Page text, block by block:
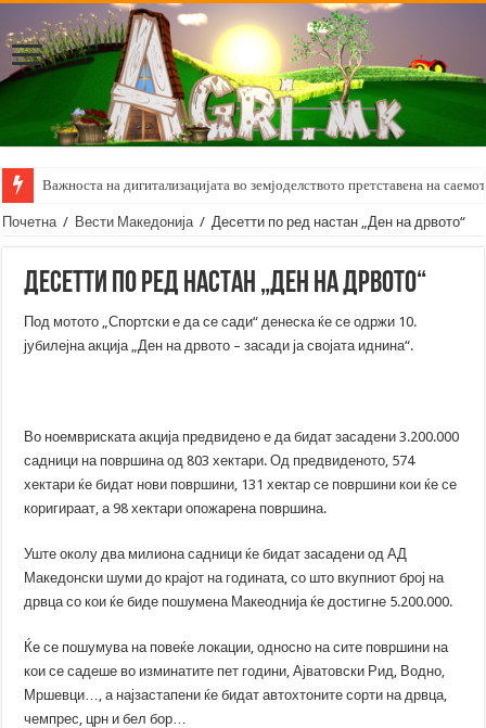
Важноста на дигитализацијата во земјоделството претставена на
Почетна / Вести Македонија / Десетти по ред настан „Ден на дрвото“
Десетти по ред настан „Ден на дрвото“
Под мотото „Спортски е да се сади“ денеска ќе се одржи 10.
јубилејна акција „Ден на дрвото – засади ја својата иднина“.
Во ноемвриската акција предвидено е да бидат засадени 3.200.000
садници на површина од 803 хектари. Од предвиденото, 574
хектари ќе бидат нови површини, 131 хектар се површини кои ќе се
коригираат, а 98 хектари опожарена површина.
Уште околу два милиона садници ќе бидат засадени од АД
Македонски шуми до крајот на годината, со што вкупниот број на
дрвца со кои ќе биде пошумена Макеоднија ќе достигне 5.200.000.
Ќе се пошумува на повеќе локации, односно на сите површини на
кои се садеше во изминатите пет години, Ајватовски Рид, Водно,
Мршевци…, а најзастапени ќе бидат автохтоните сорти на дрвца,
чемпрес, црн и бел бор…